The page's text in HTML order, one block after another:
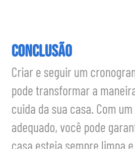
Conclusão
Criar e seguir um
pode transformar a
cuida da sua casa. Com
adequado, você pode